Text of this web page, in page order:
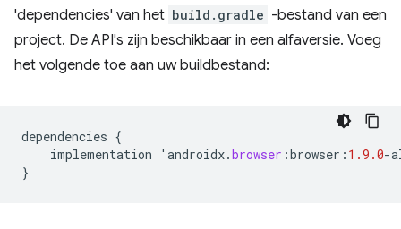
'dependencies' van het build.gradle -bestand van een
project. De API's zijn beschikbaar in een alfaversie. Voeg
het volgende toe aan uw buildbestand:
dependencies {
implementation
' androidx.browser :browser : 1.9.0-
}